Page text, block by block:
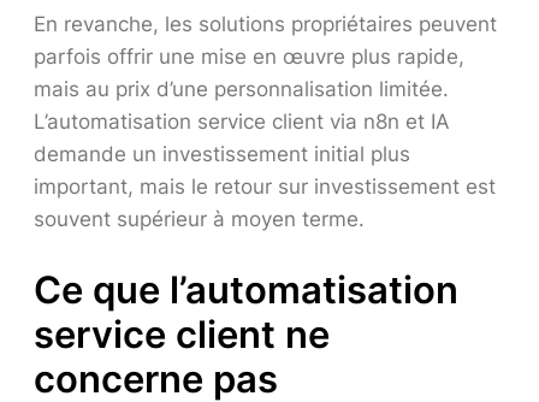
En revanche, les solutions propriétaires peuvent
parfois offrir une mise en œuvre plus rapide,
mais au prix d’une personnalisation limitée.
L’automatisation service client via n8n et IA
demande un investissement initial plus
important, mais le retour sur investissement est
souvent supérieur à moyen terme.
Ce que l’automatisation
service client ne
concerne pas